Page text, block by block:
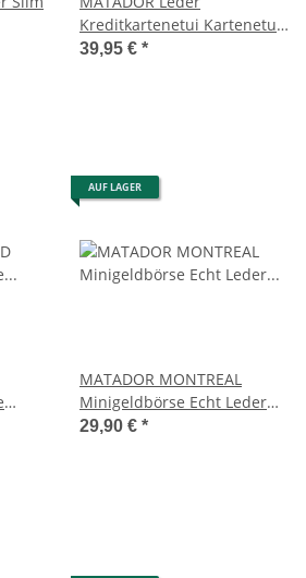
Kreditkartenetui Kartenetui
Geldbörse RFID Vintage
39,95 € *
AUF LAGER
MATADOR MONTREAL
Minigeldbörse Echt Leder
Kreditkartenetui RFID
29,90 € *